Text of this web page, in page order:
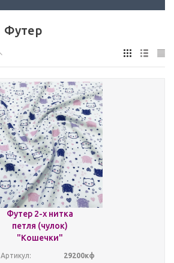
Футер
Футер 2-х нитка
петля (чулок)
"Кошечки"
Артикул:
29200кф